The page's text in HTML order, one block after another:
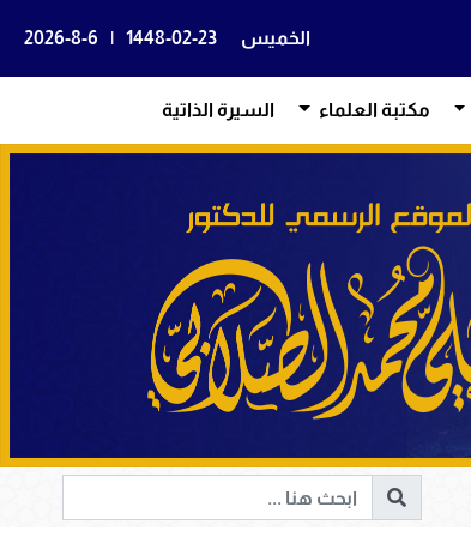
الخميس 1448-02-23
|
2026-8-6
مكتبة العلماء السيرة الذاتية
في هداية القلوب وإصلاح المجتمعات وقيادة